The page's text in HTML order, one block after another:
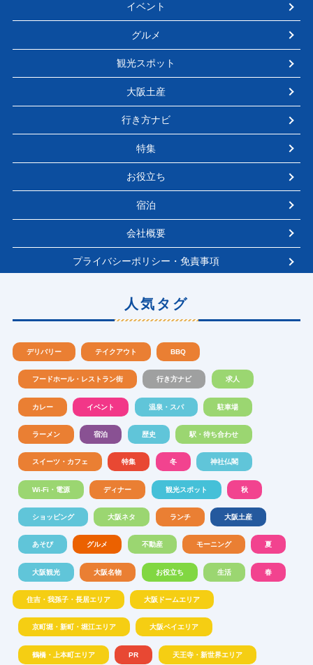
イベント
グルメ
観光スポット
大阪土産
行き方ナビ
特集
お役立ち
宿泊
会社概要
プライバシーポリシー・免責事項
人気タグ
デリバリー テイクアウト BBQ
フードホール・レストラン街 行き方ナビ 求人
カレー イベント 温泉・スパ 駐車場
ラーメン 宿泊 歴史 駅・待ち合わせ
スイーツ・カフェ 特集 冬 神社仏閣
Wi-Fi・電源 ディナー 観光スポット 秋
ショッピング 大阪ネタ ランチ 大阪土産
あそび グルメ 不動産 モーニング 夏
大阪観光 大阪名物 お役立ち 生活 春
住吉・我孫子・長居エリア 大阪ドームエリア
京町堀・新町・堀江エリア 大阪ベイエリア
鶴橋・上本町エリア PR 天王寺・新世界エリア